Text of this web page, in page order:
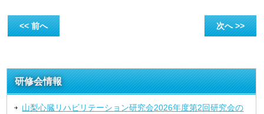
<< 前へ 次へ >>
研修会情報
山梨心臓リハビリテーション研究会2026年度第2回研究会の